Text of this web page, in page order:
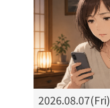
2026.08.07(Fri)